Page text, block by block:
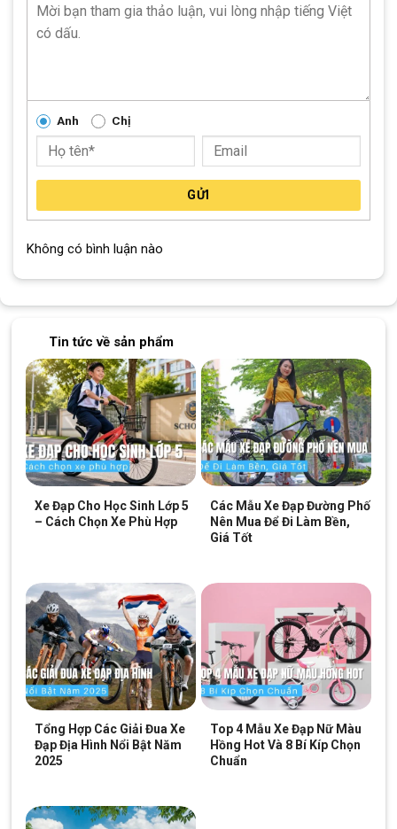
Cửa hàng xe đạp Vũng Tàu:Nhấn để xem đường đi
Cửa hàng xe đạp Tân Phú:
Cửa hàng xe đạp Quận 7:Nhấn để xem đường đi
Cửa hàng xe đạp Dĩ An:
Cửa hàng xe đạp Thủ Dầu Một:Nhấn để xem đường đi
Anh Chị
GỬI
Không có bình luận nào
Tin tức về sản phẩm
Xe Đạp Cho Học Sinh Lớp 5
– Cách Chọn Xe Phù Hợp
Các Mẫu Xe Đạp Đường Phố
Nên Mua Để Đi Làm Bền,
Giá Tốt
Tổng Hợp Các Giải Đua Xe
Đạp Địa Hình Nổi Bật Năm
2025
Top 4 Mẫu Xe Đạp Nữ Màu
Hồng Hot Và 8 Bí Kíp Chọn
Chuẩn